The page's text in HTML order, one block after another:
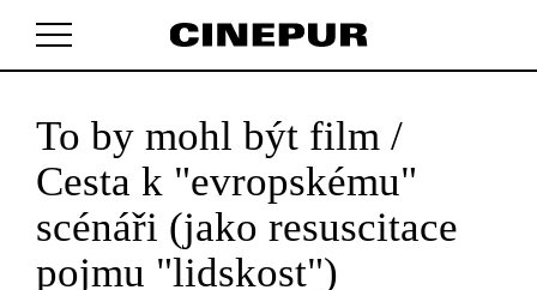
V košíku zatím nemáte žádné položky.
To by mohl být film /
Cesta k "evropskému"
scénáři (jako resuscitace
pojmu "lidskost")